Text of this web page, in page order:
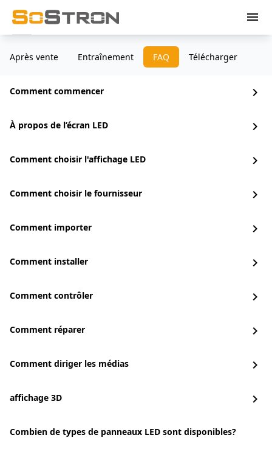
menu
Après vente Entraînement FAQ Télécharger
Comment commencer chevron_right
À propos de l’écran LED chevron_right
Comment choisir l'affichage LED chevron_right
Comment choisir le fournisseur chevron_right
Comment importer chevron_right
Comment installer chevron_right
Comment contrôler chevron_right
Comment réparer chevron_right
Comment diriger les médias chevron_right
affichage 3D chevron_right
Combien de types de panneaux LED sont disponibles?